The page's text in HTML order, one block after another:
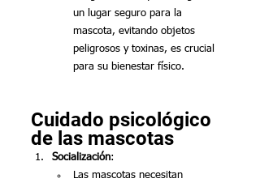
un lugar seguro para la
mascota, evitando objetos
peligrosos y toxinas, es crucial
para su bienestar físico.
Cuidado psicológico
de las mascotas
Socialización:
Las mascotas necesitan